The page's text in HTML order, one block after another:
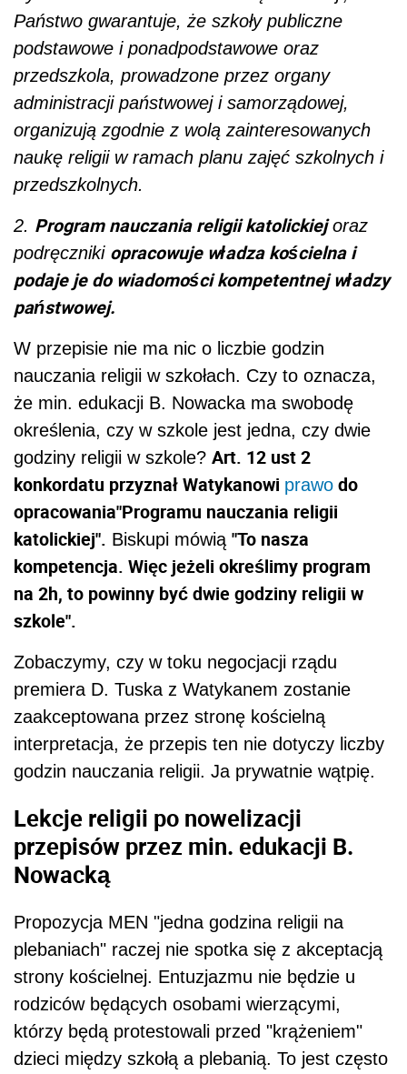
Państwo gwarantuje, że szkoły publiczne
podstawowe i ponadpodstawowe oraz
przedszkola, prowadzone przez organy
administracji państwowej i samorządowej,
organizują zgodnie z wolą zainteresowanych
naukę religii w ramach planu zajęć szkolnych i
przedszkolnych.
2. Program nauczania religii katolickiejoraz
podręczniki opracowuje władza kościelna i
podaje je do wiadomości kompetentnej władzy
państwowej.
W przepisie nie ma nic o liczbie godzin
nauczania religii w szkołach. Czy to oznacza,
że min. edukacji B. Nowacka ma swobodę
określenia, czy w szkole jest jedna, czy dwie
godziny religii w szkole? Art. 12 ust 2
konkordatu przyznał Watykanowi prawo do
opracowania"Programu nauczania religii
katolickiej". Biskupi mówią "To nasza
kompetencja. Więc jeżeli określimy program
na 2h, to powinny być dwie godziny religii w
szkole".
Zobaczymy, czy w toku negocjacji rządu
premiera D. Tuska z Watykanem zostanie
zaakceptowana przez stronę kościelną
interpretacja, że przepis ten nie dotyczy liczby
godzin nauczania religii. Ja prywatnie wątpię.
Lekcje religii po nowelizacji
przepisów przez min. edukacji B.
Nowacką
Propozycja MEN "jedna godzina religii na
plebaniach" raczej nie spotka się z akceptacją
strony kościelnej. Entuzjazmu nie będzie u
rodziców będących osobami wierzącymi,
którzy będą protestowali przed "krążeniem"
dzieci między szkołą a plebanią. To jest często